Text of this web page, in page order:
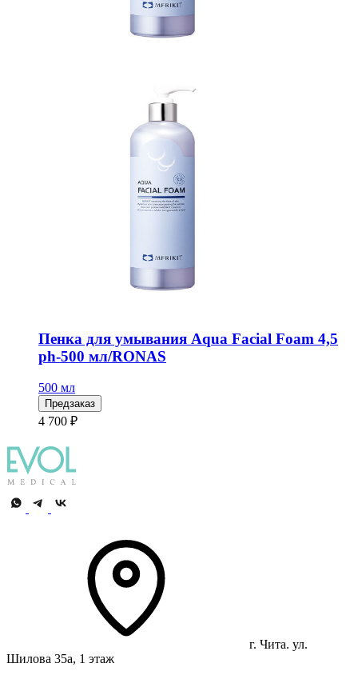
Пенка для умывания Aqua Facial Foam 4,5
ph-500 мл/RONAS
500 мл
Предзаказ
4 700 ₽
г. Чита. ул.
Шилова 35а, 1 этаж